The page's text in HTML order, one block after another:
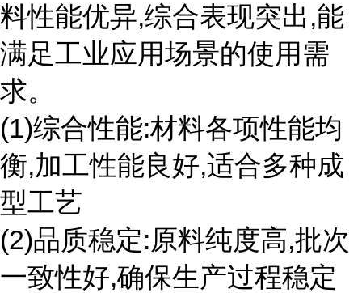
料性能优异,综合表现突出,能
满足工业应用场景的使用需
求。
(1)综合性能:材料各项性能均
衡,加工性能良好,适合多种成
型工艺
(2)品质稳定:原料纯度高,批次
一致性好,确保生产过程稳定